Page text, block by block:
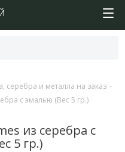
серебра и металла на заказ -
с эмалью (Вес 5 гр.)
из серебра с
5 гр.)